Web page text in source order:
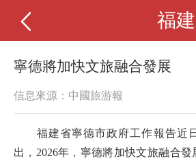
福建
寧德將加快文旅融合發展
信息來源：中國旅游報
福建省寧德市政府工作報告近
出，2026年，寧德將加快文旅融合